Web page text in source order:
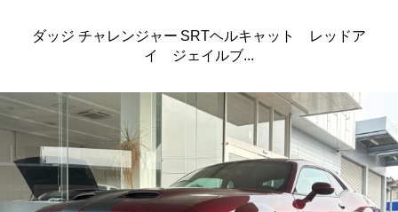
ダッジ チャレンジャー SRTヘルキャット レッドア
イ ジェイルブ...